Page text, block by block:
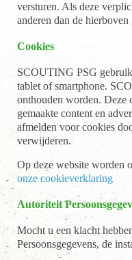
versturen. Als deze
anderen dan de
Cookies
SCOUTING PSG
tablet of smartphone.
onthouden worden. Deze
gemaakte content en
afmelden voor cookies
verwijderen.
Op deze website worden
onze cookieverklaring
Autoriteit
Mocht u een klacht
Persoonsgegevens, de